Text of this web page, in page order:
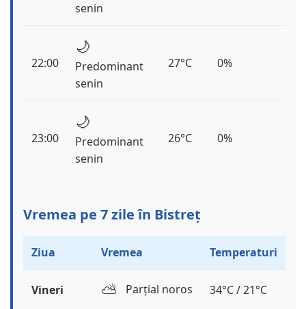
senin
22:00
🌙
Predominant
senin
27°C 0%
23:00
🌙
Predominant
senin
26°C 0%
Vremea pe 7 zile în Bistreț
Ziua Vremea Temperaturi
Vineri ⛅️ Parțial noros 34°C / 21°C